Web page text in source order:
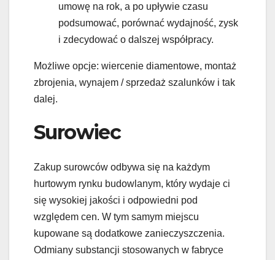
umowę na rok, a po upływie czasu
podsumować, porównać wydajność, zysk
i zdecydować o dalszej współpracy.
Możliwe opcje: wiercenie diamentowe, montaż
zbrojenia, wynajem / sprzedaż szalunków i tak
dalej.
Surowiec
Zakup surowców odbywa się na każdym
hurtowym rynku budowlanym, który wydaje ci
się wysokiej jakości i odpowiedni pod
względem cen. W tym samym miejscu
kupowane są dodatkowe zanieczyszczenia.
Odmiany substancji stosowanych w fabryce